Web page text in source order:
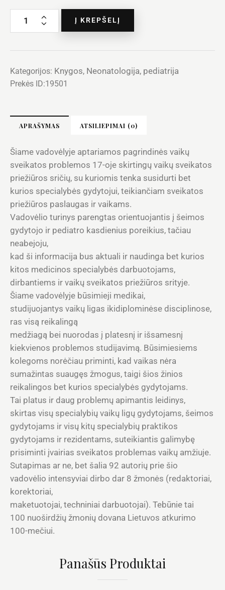
Į KREPŠELĮ
Kategorijos: Knygos, Neonatologija, pediatrija
Prekės ID:19501
APRAŠYMAS ATSILIEPIMAI (0)
Šiame vadovėlyje aptariamos pagrindinės vaikų
sveikatos problemos 17-oje skirtingų vaikų sveikatos
priežiūros sričių, su kuriomis tenka susidurti bet
kurios specialybės gydytojui, teikiančiam sveikatos
priežiūros paslaugas ir vaikams.
Vadovėlio turinys parengtas orientuojantis į šeimos
gydytojo ir pediatro kasdienius poreikius, tačiau
neabejoju,
kad ši informacija bus aktuali ir naudinga bet kurios
kitos medicinos specialybės darbuotojams,
dirbantiems ir vaikų sveikatos priežiūros srityje.
Šiame vadovėlyje būsimieji medikai,
studijuojantys vaikų ligas ikidiplominėse disciplinose,
ras visą reikalingą
medžiagą bei nuorodas į platesnį ir išsamesnį
kiekvienos problemos studijavimą. Būsimiesiems
kolegoms norėčiau priminti, kad vaikas nėra
sumažintas suaugęs žmogus, taigi šios žinios
reikalingos bet kurios specialybės gydytojams.
Tai platus ir daug problemų apimantis leidinys,
skirtas visų specialybių vaikų ligų gydytojams, šeimos
gydytojams ir visų kitų specialybių praktikos
gydytojams ir rezidentams, suteikiantis galimybę
prisiminti įvairias sveikatos problemas vaikų amžiuje.
Sutapimas ar ne, bet šalia 92 autorių prie šio
vadovėlio intensyviai dirbo dar 8 žmonės (redaktoriai,
korektoriai,
maketuotojai, techniniai darbuotojai). Tebūnie tai
100 nuoširdžių žmonių dovana Lietuvos atkurimo
100-mečiui.
Panašūs Produktai